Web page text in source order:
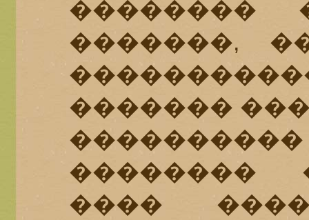
��������
�������,
�������
��������
����